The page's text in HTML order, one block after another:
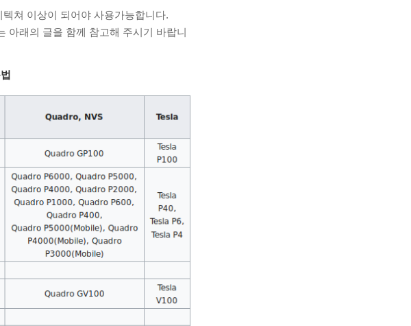
쳐 이상이 되어야 사용가능합니다.
아래의 글을 함께 참고해 주시기 바랍니